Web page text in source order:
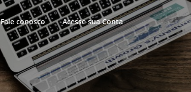
Fale conosco Acesse sua Conta